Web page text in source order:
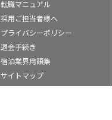
転職マニュアル
採用ご担当者様へ
プライバシーポリシー
退会手続き
宿泊業界用語集
サイトマップ